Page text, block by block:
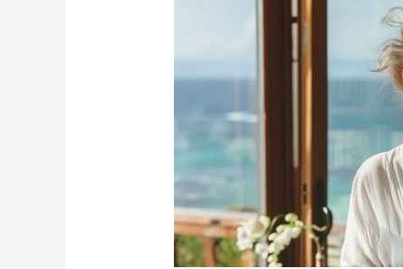
Visualização
Criativa:
Utilizá-
Efetivamente